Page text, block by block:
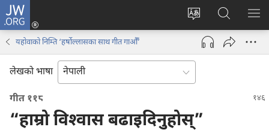
JW.ORG
वेब
साइटको
भाषा
परिवर्तन
गर्ने
प्रवेश
(ब्राउजरको
ट्याबमा
नयाँ
JW.ORG
मा
खोज्नुहोस्‌
मेनु
यहोवाको निम्ति ‘हर्षोल्लासका साथ गीत गाऔँ’
लेखको भाषा
गीत ११८
“हाम्रो विश्‍वास बढाइदिनुहोस्‌”